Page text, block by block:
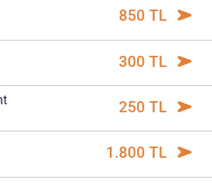
850 TL
300 TL
250 TL
1.800 TL